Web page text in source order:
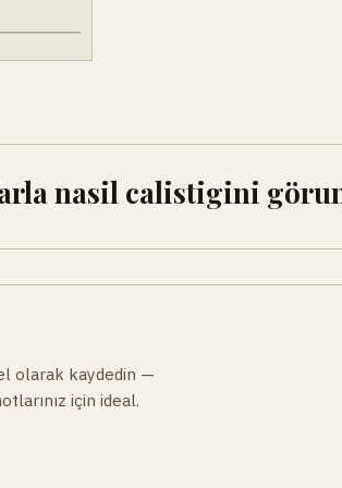
nasil calistigini
olarak kaydedin —
için ideal.